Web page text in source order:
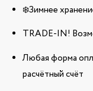
❄️Зимнее
TRADE-IN!
Любая форма
расчётный счёт